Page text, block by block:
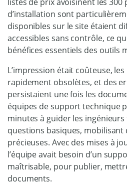
d’installation sont
disponibles sur le site étaient
accessibles sans contrôle, ce
bénéfices essentiels des outils
L’impression était coûteuse,
rapidement obsolètes, et des
persistaient une fois les
équipes de support technique
minutes à guider les
questions basiques, mobilisant
précieuses. Avec des mises à
l’équipe avait besoin d’un
maîtrisable, pour publier,
documents.